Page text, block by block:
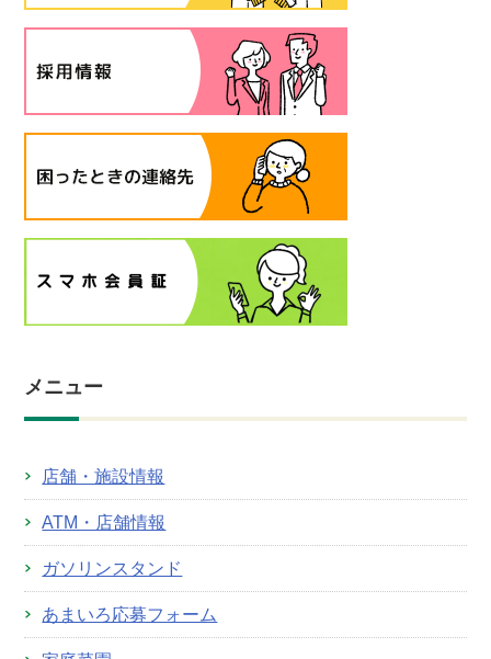
メニュー
店舗・施設情報
ATM・店舗情報
ガソリンスタンド
あまいろ応募フォーム